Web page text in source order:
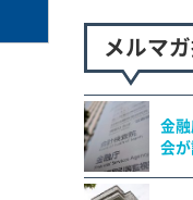
メルマ
金
会